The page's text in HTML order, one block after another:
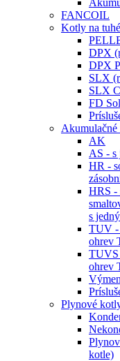
FANCOIL
Kotly na
DPX
DPX
SLX
SLX
FD
AK
AS - s
HR -
HRS -
s
TUV -
ohrev
TUVS
ohrev
Plynové
kotle)